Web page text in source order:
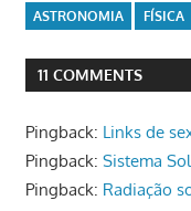
ASTRONOMIA FÍSICA
11 COMMENTS
Pingback: Links de
Pingback: Sistema
Pingback: Radiação